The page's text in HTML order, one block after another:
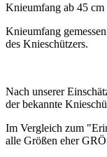
Knieumfang ab 45
Knieumfang
des Knieschützers.
Nach unserer
der bekannte
Im Vergleich zum
alle Größen eher